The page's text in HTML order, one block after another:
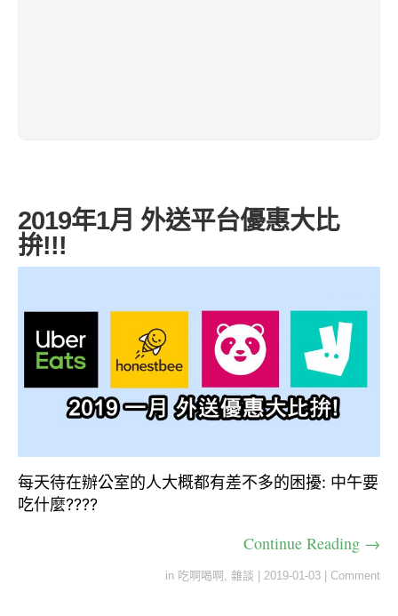
2019年1月 外送平台優惠大比
拚!!!
每天待在辦公室的人大概都有差不多的困擾: 中午要
吃什麼????
Continue Reading →
in 吃啊喝啊, 雜談 2019-01-03 Comment